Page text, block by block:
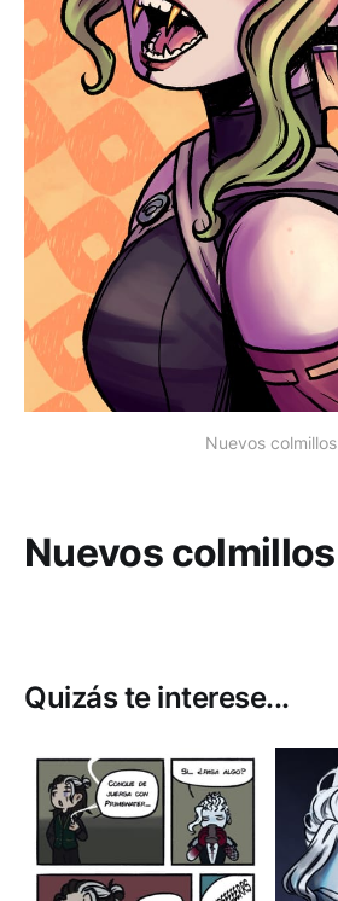
Nuevos colmillos
Nuevos colmillos
Quizás te interese...